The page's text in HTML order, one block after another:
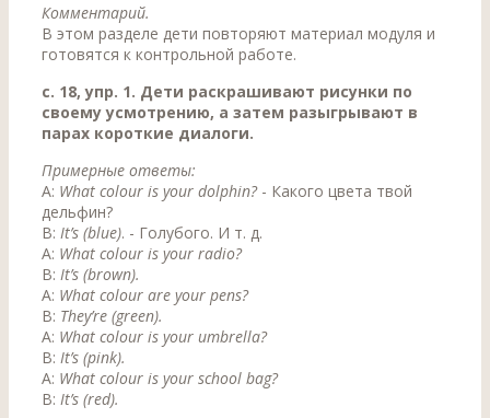
Комментарий.
В этом разделе дети повторяют материал модуля и
готовятся к контрольной работе.
с. 18, упр. 1. Дети раскрашивают рисунки по
своему усмотрению, а затем разыгрывают в
парах короткие диалоги.
Примерные ответы:
A: What colour is your dolphin?- Какого цвета твой
дельфин?
В: It’s (blue). - Голубого. И т. д.
A: What colour is your radio?
В: It’s (brown).
A: What colour are your pens?
В: They’re (green).
A: What colour is your umbrella?
B: It’s (pink).
A: What colour is your school bag?
B: It’s (red).